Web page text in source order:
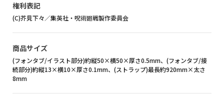
権利表記
(C)芥見下々／集英社・呪術廻戦製作委員会
商品サイズ
(フォンタブ/イラスト部分)約縦50×横50×厚さ0.5mm、(フォンタブ/接
続部分)約縦13×横10×厚さ0.1mm、(ストラップ)最長約920mm×太さ
8mm